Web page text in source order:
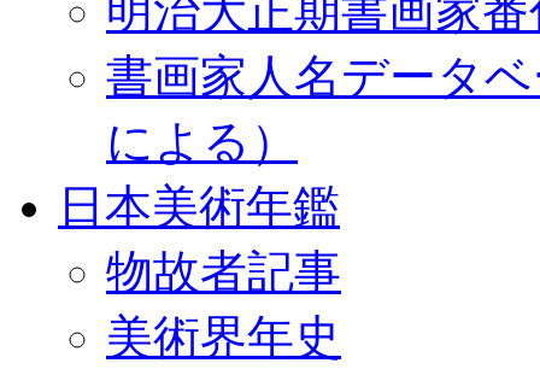
明治大正期書画家
書画家人名データ
による）
日本美術年鑑
物故者記事
美術界年史